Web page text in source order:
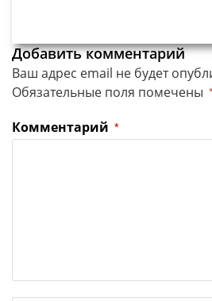
Добавить комментарий
Ваш адрес email не будет
Обязательные поля помечены *
Комментарий *